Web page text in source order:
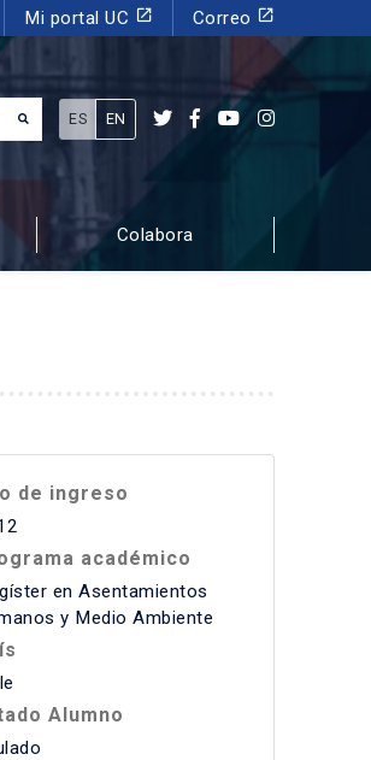
Mi portal UC launch Correo launch
ES EN
Colabora
de ingreso
académico
en Asentamientos
y Medio Ambiente
Alumno